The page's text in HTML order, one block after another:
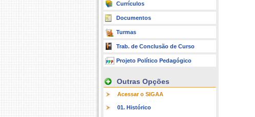
Currículos
Documentos
Turmas
Trab. de Conclusão de Curso
Projeto Político Pedagógico
Outras Opções
Acessar o SIGAA
01. Histórico